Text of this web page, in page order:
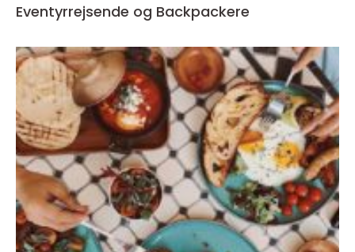
Eventyrrejsende og Backpackere